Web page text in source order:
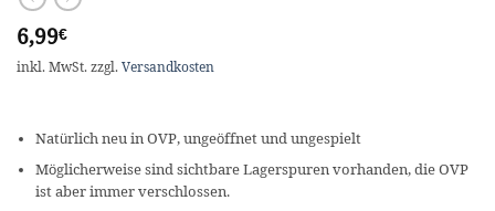
6,99€
inkl. MwSt. zzgl. Versandkosten
Natürlich neu in OVP, ungeöffnet und ungespielt
Möglicherweise sind sichtbare Lagerspuren vorhanden, die OVP
ist aber immer verschlossen.